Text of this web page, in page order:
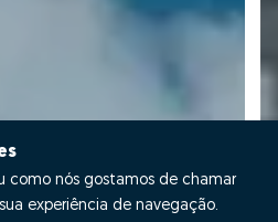
como nós gostamos de chamar
experiência de navegação.